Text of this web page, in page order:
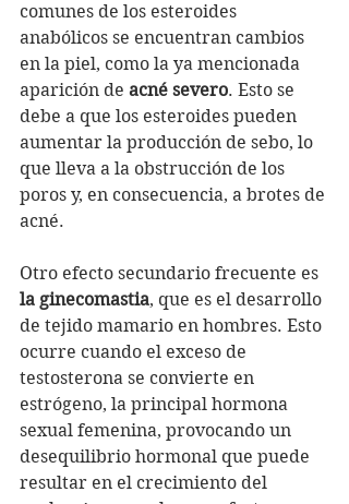
comunes de los esteroides
anabólicos se encuentran cambios
en la piel, como la ya mencionada
aparición de acné severo. Esto se
debe a que los esteroides pueden
aumentar la producción de sebo, lo
que lleva a la obstrucción de los
poros y, en consecuencia, a brotes de
acné.
Otro efecto secundario frecuente es
la ginecomastia, que es el desarrollo
de tejido mamario en hombres. Esto
ocurre cuando el exceso de
testosterona se convierte en
estrógeno, la principal hormona
sexual femenina, provocando un
desequilibrio hormonal que puede
resultar en el crecimiento del